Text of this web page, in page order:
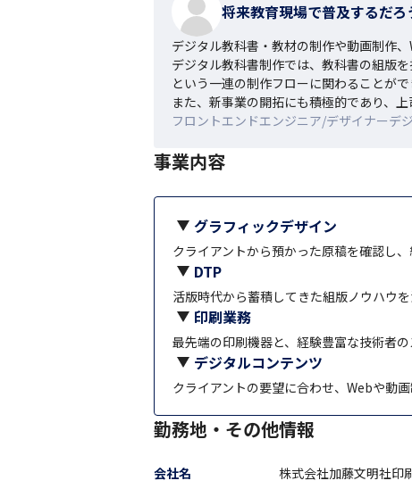
将来教育現場で普及するだ
デジタル教科書・教材の制作や動画制作
デジタル教科書制作では、教科書の組版
という一連の制作フローに関わることが
また、新事業の開拓にも積極的であり、上
フロントエンドエンジニア/デザイナーデ
事業内容
グラフィックデザイン
クライアントから預かった原稿を確認し
DTP
活版時代から蓄積してきた組版ノウハウ
印刷業務
最先端の印刷機器と、経験豊富な技術者
デジタルコンテンツ
クライアントの要望に合わせ、Webや動
勤務地・その他情報
会社名 株式会社加藤文明社印